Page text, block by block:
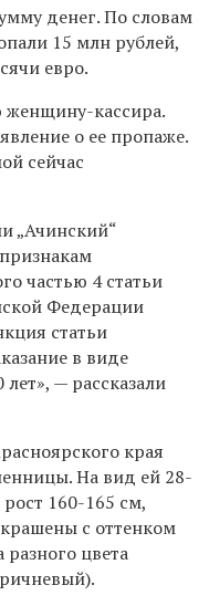
денег. По словам
15 млн рублей,
евро.
кассира.
о ее пропаже.
сейчас
„Ачинский“
частью 4 статьи
Федерации
статьи
в виде
— рассказали
края
На вид ей 28-
160-165 см,
с оттенком
разного цвета